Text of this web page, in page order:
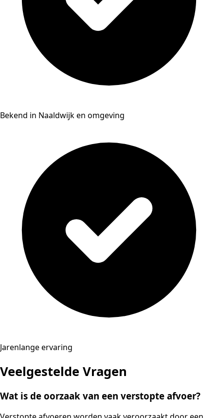
Bekend in Naaldwijk en omgeving
Jarenlange ervaring
Veelgestelde Vragen
Wat is de oorzaak van een verstopte afvoer?